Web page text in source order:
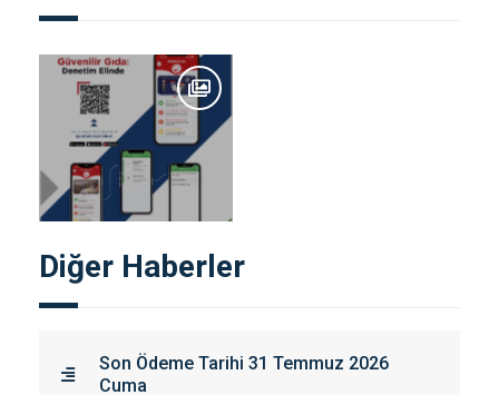
Diğer Haberler
Son Ödeme Tarihi 31 Temmuz 2026
Cuma